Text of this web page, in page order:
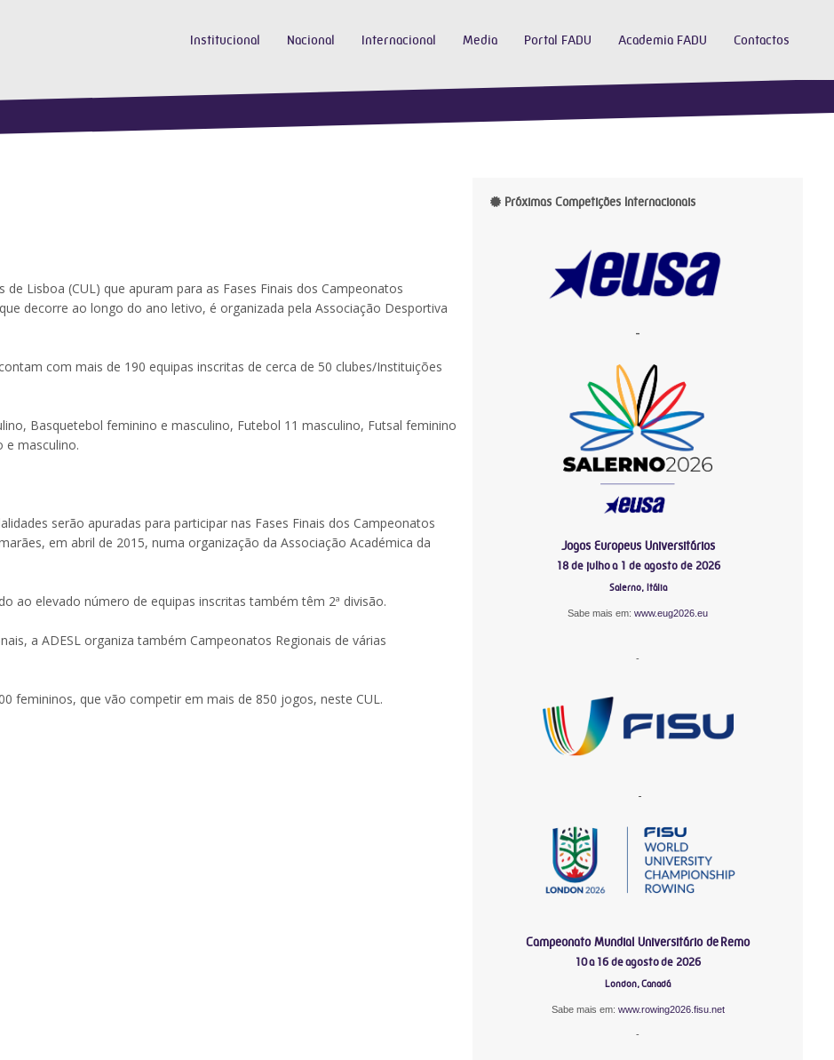
Institucional Nacional Internacional Media Portal FADU Academia FADU Contactos
Lisboa (CUL) que apuram para as Fases Finais dos Campeonatos
decorre ao longo do ano letivo, é organizada pela Associação Desportiva
com mais de 190 equipas inscritas de cerca de 50 clubes/Instituições
Basquetebol feminino e masculino, Futebol 11 masculino, Futsal feminino
e masculino.
serão apuradas para participar nas Fases Finais dos Campeonatos
em abril de 2015, numa organização da Associação Académica da
ao elevado número de equipas inscritas também têm 2ª divisão.
a ADESL organiza também Campeonatos Regionais de várias
femininos, que vão competir em mais de 850 jogos, neste CUL.
Próximas Competições Internacionais
-
Jogos Europeus Universitários
18 de julho a 1 de agosto de 2026
Salerno, Itália
Sabe mais em:www.eug2026.eu
-
-
Campeonato Mundial Universitário de Remo
10 a 16 de agosto de 2026
London, Canadá
Sabe mais em: www.rowing2026.fisu.net
-